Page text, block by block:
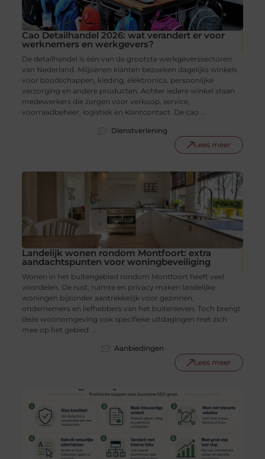
Cao Detailhandel 2026: wat verandert er voor
werknemers en werkgevers?
De detailhandel is één van de grootste werkgeverssectoren
van Nederland. Miljoenen klanten bezoeken dagelijks winkels
voor boodschappen, kleding, elektronica, persoonlijke
verzorging en andere producten. Achter iedere winkel staan
medewerkers die zorgen voor verkoop, service,
voorraadbeheer, logistiek en klantcontact. De cao ...
Dienstverlening
Lees meer
Landelijk wonen rondom Montfoort: extra
aandachtspunten voor woningbeveiliging
Wonen in het buitengebied rondom Montfoort heeft veel
voordelen. De rust, ruimte en privacy maken landelijke
woningen bijzonder aantrekkelijk voor gezinnen,
ondernemers en liefhebbers van het buitenleven. Toch brengt
deze woonomgeving ook specifieke uitdagingen met zich
mee op het gebied ...
Aanbiedingen
Lees meer